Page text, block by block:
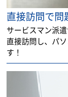
直接訪問で問
サービスマン派
直接訪問し、パ
す！